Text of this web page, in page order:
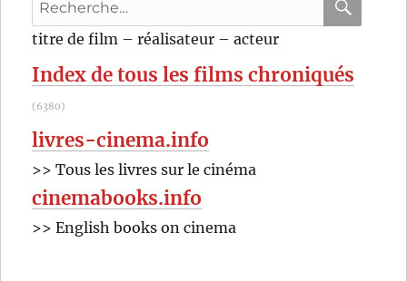
pour
titre de film – réalisateur – acteur
Index de tous les films chroniqués
(6380)
livres-cinema.info
>> Tous les livres sur le cinéma
cinemabooks.info
>> English books on cinema